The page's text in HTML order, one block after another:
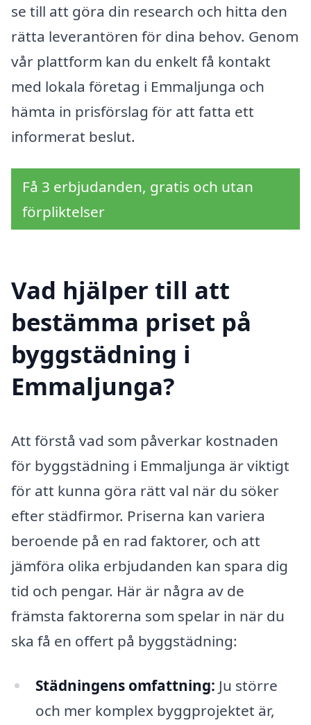
se till att göra din research och hitta den
rätta leverantören för dina behov. Genom
vår plattform kan du enkelt få kontakt
med lokala företag i Emmaljunga och
hämta in prisförslag för att fatta ett
informerat beslut.
Få 3 erbjudanden, gratis och utan
förpliktelser
Vad hjälper till att
bestämma priset på
byggstädning i
Emmaljunga?
Att förstå vad som påverkar kostnaden
för byggstädning i Emmaljunga är viktigt
för att kunna göra rätt val när du söker
efter städfirmor. Priserna kan variera
beroende på en rad faktorer, och att
jämföra olika erbjudanden kan spara dig
tid och pengar. Här är några av de
främsta faktorerna som spelar in när du
ska få en offert på byggstädning:
Städningens omfattning: Ju större
och mer komplex byggprojektet är,